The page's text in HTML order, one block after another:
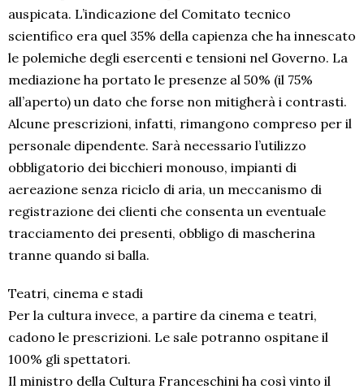
auspicata. L’indicazione del Comitato tecnico
scientifico era quel 35% della capienza che ha innescato
le polemiche degli esercenti e tensioni nel Governo. La
mediazione ha portato le presenze al 50% (il 75%
all’aperto) un dato che forse non mitigherà i contrasti.
Alcune prescrizioni, infatti, rimangono compreso per il
personale dipendente. Sarà necessario l’utilizzo
obbligatorio dei bicchieri monouso, impianti di
aereazione senza riciclo di aria, un meccanismo di
registrazione dei clienti che consenta un eventuale
tracciamento dei presenti, obbligo di mascherina
tranne quando si balla.
Teatri, cinema e stadi
Per la cultura invece, a partire da cinema e teatri,
cadono le prescrizioni. Le sale potranno ospitane il
100% gli spettatori.
Il ministro della Cultura Franceschini ha così vinto il